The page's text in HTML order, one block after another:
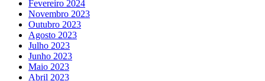
Fevereiro 2024
Novembro 2023
Outubro 2023
Agosto 2023
Julho 2023
Junho 2023
Maio 2023
Abril 2023